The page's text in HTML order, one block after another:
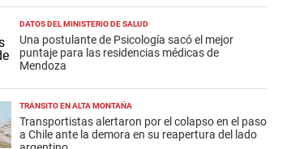
DATOS DEL MINISTERIO DE SALUD
Una postulante de Psicología sacó el mejor
puntaje para las residencias médicas de
Mendoza
TRÁNSITO EN ALTA MONTAÑA
Transportistas alertaron por el colapso en el paso
a Chile ante la demora en su reapertura del lado